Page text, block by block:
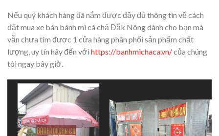
Nếu quý khách hàng đã nắm được đầy đủ thông tin về cách
đặt mua xe bán bánh mì cá chả Đắk Nông dành cho bạn mà
vẫn chưa tìm được 1 cửa hàng phân phối sản phẩm chất
lượng, uy tín hãy đến với https://banhmichaca.vn/của chúng
tôi ngay bây giờ.